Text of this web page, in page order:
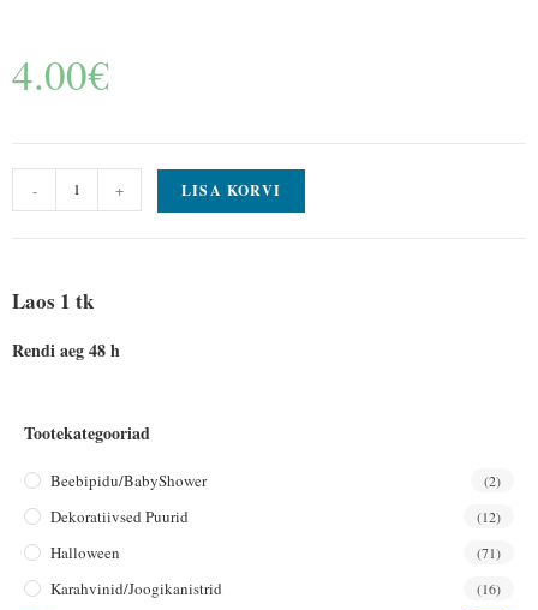
4.00€
- + LISA KORVI
Laos 1 tk
Rendi aeg 48 h
Tootekategooriad
Beebipidu/BabyShower (2)
Dekoratiivsed Puurid (12)
Halloween (71)
Karahvinid/joogikanistrid (16)